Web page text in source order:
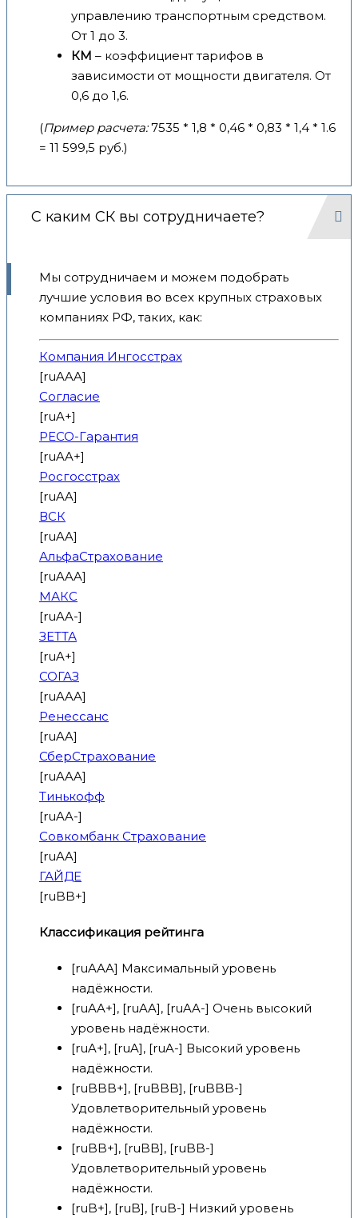
управлению транспортным средством.
От 1 до 3.
КМ – коэффициент тарифов в
зависимости от мощности двигателя. От
0,6 до 1,6.
(Пример расчета:7535 * 1,8 * 0,46 * 0,83 * 1,4 * 1.6
= 11 599,5 руб.)
С каким СК вы сотрудничаете?
Мы сотрудничаем и можем подобрать
лучшие условия во всех крупных страховых
компаниях РФ, таких, как:
Компания Ингосстрах
[ruAAA]
Согласие
[ruA+]
РЕСО-Гарантия
[ruAA+]
Росгосстрах
[ruAA]
ВСК
[ruAA]
АльфаСтрахование
[ruAAA]
МАКС
[ruAA-]
ЗЕТТА
[ruA+]
СОГАЗ
[ruAAA]
Ренессанс
[ruAA]
СберСтрахование
[ruAAA]
Тинькофф
[ruAA-]
Совкомбанк Страхование
[ruAA]
ГАЙДЕ
[ruBB+]
Классификация рейтинга
[ruAAA] Максимальный уровень
надёжности.
[ruAA+], [ruAA], [ruAA-] Очень высокий
уровень надёжности.
[ruA+], [ruA], [ruA-] Высокий уровень
надёжности.
[ruBBB+], [ruBBB], [ruBBB-]
Удовлетворительный уровень
надёжности.
[ruBB+], [ruBB], [ruBB-]
Удовлетворительный уровень
надёжности.
[ruB+], [ruB], [ruB-] Низкий уровень